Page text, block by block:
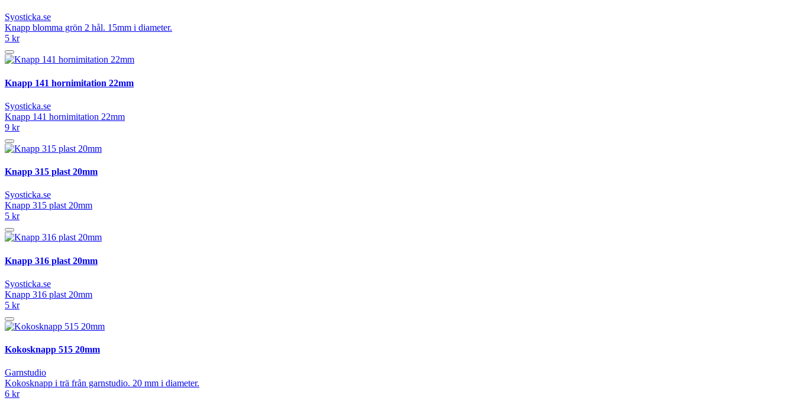
Syosticka.se
Knapp blomma grön 2 hål. 15mm i diameter.
5 kr
Knapp 141 hornimitation 22mm
Syosticka.se
Knapp 141 hornimitation 22mm
9 kr
Knapp 315 plast 20mm
Syosticka.se
Knapp 315 plast 20mm
5 kr
Knapp 316 plast 20mm
Syosticka.se
Knapp 316 plast 20mm
5 kr
Kokosknapp 515 20mm
Garnstudio
Kokosknapp i trä från garnstudio. 20 mm i diameter.
6 kr